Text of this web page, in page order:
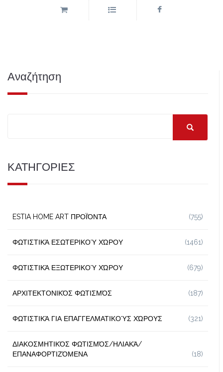
Αναζήτηση
ΚΑΤΗΓΟΡΙΕΣ
ESTIA HOME ART ΠΡΟΪΌΝΤΑ (755)
ΦΩΤΙΣΤΙΚΆ ΕΣΩΤΕΡΙΚΟΎ ΧΏΡΟΥ (1461)
ΦΩΤΙΣΤΙΚΆ ΕΞΩΤΕΡΙΚΟΎ ΧΏΡΟΥ (679)
ΑΡΧΙΤΕΚΤΟΝΙΚΌΣ ΦΩΤΙΣΜΌΣ (187)
ΦΩΤΙΣΤΙΚΆ ΓΙΑ ΕΠΑΓΓΕΛΜΑΤΙΚΟΎΣ ΧΏΡΟΥΣ (321)
ΔΙΑΚΟΣΜΗΤΙΚΌΣ ΦΩΤΙΣΜΌΣ/ΗΛΙΑΚΆ/
ΕΠΑΝΑΦΟΡΤΙΖΌΜΕΝΑ
(18)